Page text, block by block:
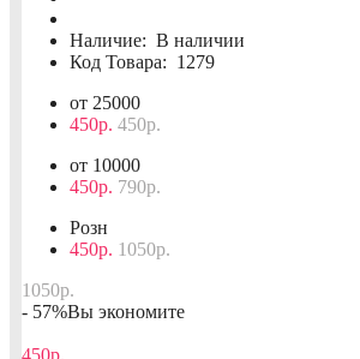
Наличие: В наличии
Код Товара: 1279
от 25000
450р. 450р.
от 10000
450р. 790р.
Розн
450р. 1050р.
1050р.
- 57%Вы экономите
450р.